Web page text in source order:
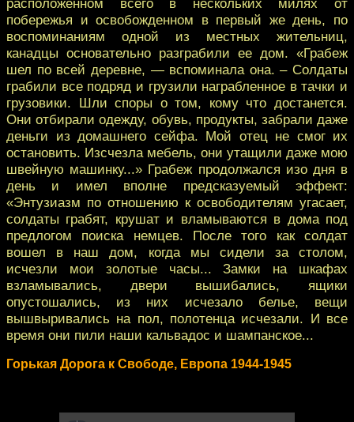
побережья и освобожденном в первый же день, по
воспоминаниям одной из местных жительниц,
канадцы основательно разграбили ее дом. «Грабеж
шел по всей деревне, — вспоминала она. – Солдаты
грабили все подряд и грузили награбленное в тачки и
грузовики. Шли споры о том, кому что достанется.
Они отбирали одежду, обувь, продукты, забрали даже
деньги из домашнего сейфа. Мой отец не смог их
остановить. Изсчезла мебель, они утащили даже мою
швейную машинку...» Грабеж продолжался изо дня в
день и имел вполне предсказуемый эффект:
«Энтузиазм по отношению к освободителям угасает,
солдаты грабят, крушат и вламываются в дома под
предлогом поиска немцев. После того как солдат
вошел в наш дом, когда мы сидели за столом,
исчезли мои золотые часы... Замки на шкафах
взламывались, двери вышибались, ящики
опустошались, из них исчезало белье, вещи
вышвыривались на пол, полотенца исчезали. И все
время они пили наши кальвадос и шампанское...
Горькая Дорога к Свободе, Европа 1944-1945